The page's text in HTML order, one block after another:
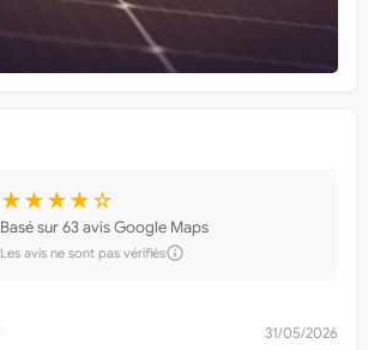
★★★★☆
Basé sur 63 avis Google Maps
Les avis ne sont pas vérifiés
31/05/2026